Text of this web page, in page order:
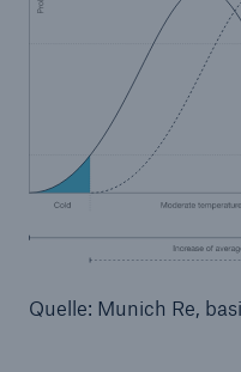
Quelle: Munich Re,